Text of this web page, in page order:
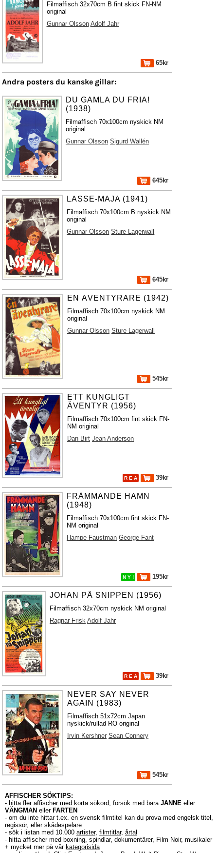
Filmaffisch 32x70cm B fint skick FN-NM
original
Gunnar Olsson Adolf Jahr
65kr
Andra posters du kanske gillar:
DU GAMLA DU FRIA!
(1938)
Filmaffisch 70x100cm nyskick NM
original
Gunnar Olsson Sigurd Wallén
645kr
LASSE-MAJA (1941)
Filmaffisch 70x100cm B nyskick NM
original
Gunnar Olsson Sture Lagerwall
645kr
EN ÄVENTYRARE (1942)
Filmaffisch 70x100cm nyskick NM
original
Gunnar Olsson Sture Lagerwall
545kr
ETT KUNGLIGT
ÄVENTYR (1956)
Filmaffisch 70x100cm fint skick FN-
NM original
Dan Birt Jean Anderson
R E A 39kr
FRÄMMANDE HAMN
(1948)
Filmaffisch 70x100cm fint skick FN-
NM original
Hampe Faustman George Fant
N Y ! 195kr
JOHAN PÅ SNIPPEN (1956)
Filmaffisch 32x70cm nyskick NM original
Ragnar Frisk Adolf Jahr
R E A 39kr
NEVER SAY NEVER
AGAIN (1983)
Filmaffisch 51x72cm Japan
nyskick/rullad RO original
Irvin Kershner Sean Connery
545kr
AFFISCHER SÖKTIPS:
- hitta fler affischer med korta sökord, försök med bara JANNE eller
VÄNGMAN eller FARTEN
- om du inte hittar t.ex. en svensk filmtitel kan du prova med engelsk titel,
regissör, eller skådespelare
- sök i listan med 10.000 artister, filmtitlar, årtal
- hitta affischer med boxning, spindlar, dokumentärer, Film Noir, musikaler
+ mycket mer på vår kategorisida